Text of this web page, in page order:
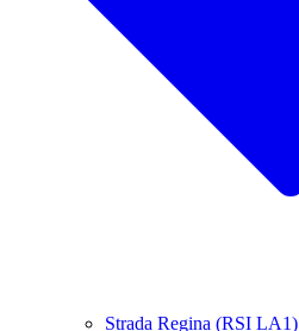
Strada Regina (RSI LA1)